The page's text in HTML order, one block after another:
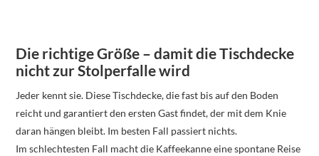
Die richtige Größe – damit die Tischdecke
nicht zur Stolperfalle wird
Jeder kennt sie. Diese Tischdecke, die fast bis auf den Boden
reicht und garantiert den ersten Gast findet, der mit dem Knie
daran hängen bleibt. Im besten Fall passiert nichts.
Im schlechtesten Fall macht die Kaffeekanne eine spontane Reise